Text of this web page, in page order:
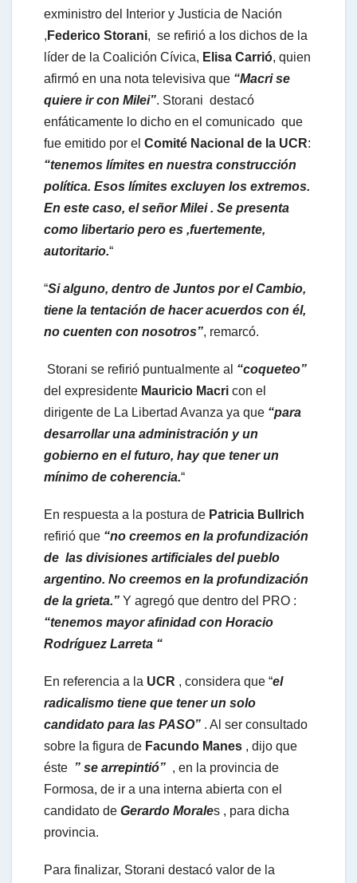
A
p
exministro del Interior y Justicia de Nación
, Federico Storani, se refirió a los dichos de la
líder de la Coalición Cívica, Elisa Carrió, quien
afirmó en una nota televisiva que “Macri se
quiere ir con Milei”. Storani destacó
enfáticamente lo dicho en el comunicado que
fue emitido por el Comité Nacional de la UCR:
“tenemos límites en nuestra construcción
política. Esos límites excluyen los extremos.
En este caso, el señor Milei . Se presenta
como libertario pero es ,fuertemente,
autoritario.“
“Si alguno, dentro de Juntos por el Cambio,
tiene la tentación de hacer acuerdos con él,
no cuenten con nosotros”, remarcó.
Storani se refirió puntualmente al “coqueteo”
del expresidente Mauricio Macri con el
dirigente de La Libertad Avanza ya que “para
desarrollar una administración y un
gobierno en el futuro, hay que tener un
mínimo de coherencia.“
En respuesta a la postura de Patricia Bullrich
refirió que “no creemos en la profundización
de las divisiones artificiales del pueblo
argentino. No creemos en la profundización
de la grieta.” Y agregó que dentro del PRO :
“tenemos mayor afinidad con Horacio
Rodríguez Larreta “
En referencia a la UCR , considera que “el
radicalismo tiene que tener un solo
candidato para las PASO” . Al ser consultado
sobre la figura de Facundo Manes , dijo que
éste ” se arrepintió” , en la provincia de
Formosa, de ir a una interna abierta con el
candidato de Gerardo Morales , para dicha
provincia.
Para finalizar, Storani destacó valor de la